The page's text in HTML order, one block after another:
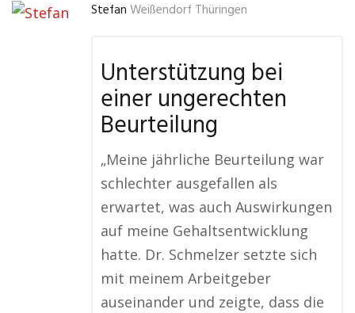
Stefan Weißendorf Thüringen
Unterstützung bei
einer ungerechten
Beurteilung
„Meine jährliche Beurteilung war
schlechter ausgefallen als
erwartet, was auch Auswirkungen
auf meine Gehaltsentwicklung
hatte. Dr. Schmelzer setzte sich
mit meinem Arbeitgeber
auseinander und zeigte, dass die